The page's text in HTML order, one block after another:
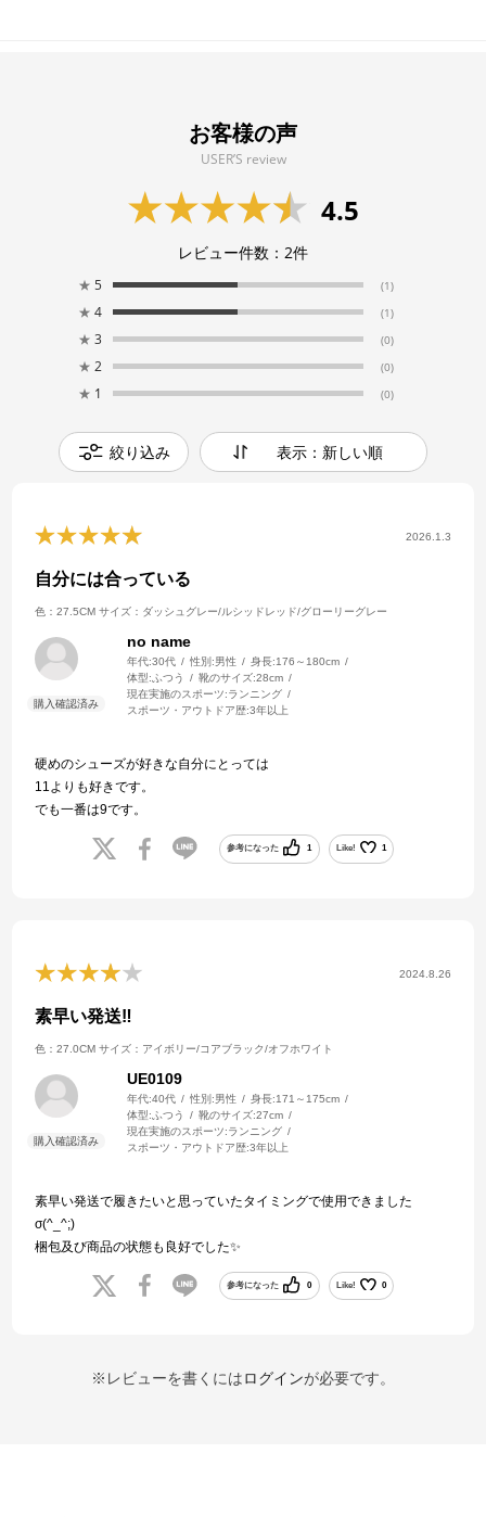
お客様の声
USER’S review
4.5
レビュー件数： 2件
★ 5 (1)
★ 4 (1)
★ 3 (0)
★ 2 (0)
★ 1 (0)
絞り込み 表示：新しい順
2026.1.3
自分には合っている
色：27.5CM サイズ：ダッシュグレー/ルシッドレッド/グローリーグレー
no name
年代:30代 性別:男性 身長:176～180cm
体型: ふつう 靴のサイズ:28cm
現在実施のスポーツ:ランニング
スポーツ・アウトドア歴:3年以上
硬めのシューズが好きな自分にとっては
11よりも好きです。
でも一番は9です。
参考になった 1 Like! 1
2024.8.26
素早い発送‼️
色：27.0CM サイズ：アイボリー/コアブラック/オフホワイト
UE0109
年代:40代 性別:男性 身長:171～175cm
体型: ふつう 靴のサイズ:27cm
現在実施のスポーツ:ランニング
スポーツ・アウトドア歴:3年以上
素早い発送で履きたいと思っていたタイミングで使用できました
σ(^_^;)
梱包及び商品の状態も良好でした✨
参考になった 0 Like! 0
※レビューを書くにはログインが必要です。